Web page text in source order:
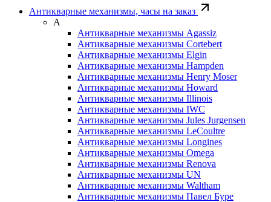
Антикварные механизмы, часы на заказ
А
Антикварные механизмы Agassiz
Антикварные механизмы Cortebert
Антикварные механизмы Elgin
Антикварные механизмы Hampden
Антикварные механизмы Henry Moser
Антикварные механизмы Howard
Антикварные механизмы Illinois
Антикварные механизмы IWC
Антикварные механизмы Jules Jurgensen
Антикварные механизмы LeCoultre
Антикварные механизмы Longines
Антикварные механизмы Omega
Антикварные механизмы Renova
Антикварные механизмы UN
Антикварные механизмы Waltham
Антикварные механизмы Павел Буре